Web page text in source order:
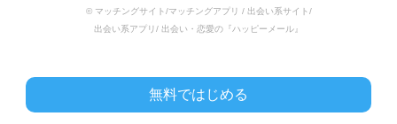
© マッチングサイト/マッチングアプリ / 出会い系サイト/
出会い系アプリ/ 出会い・恋愛の『ハッピーメール』
無料ではじめる